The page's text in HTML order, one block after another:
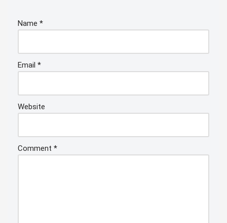
Name *
Email *
Website
Comment *